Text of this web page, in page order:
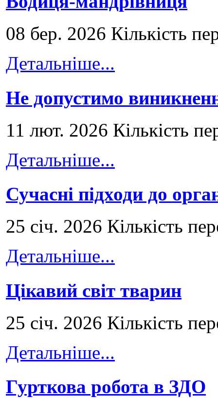
08 бер. 2026 Кількість
Детальніше...
Не допустимо
11 лют. 2026 Кількість
Детальніше...
Сучасні підходи до
25 січ. 2026 Кількість
Детальніше...
Цікавий світ тварин
25 січ. 2026 Кількість
Детальніше...
Гурткова робота в ЗДО